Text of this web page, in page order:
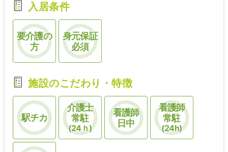
入居条件
要介護の
方
身元保証
必須
施設のこだわり・特徴
駅チカ
介護士
常駐
(24ｈ)
看護師
日中
看護師
常駐
(24h)